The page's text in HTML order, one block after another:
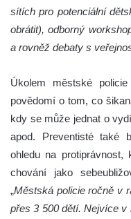
sítích pro potenciální
obrátit), odborný
a rovněž debaty s
Úkolem městské
povědomí o tom, co
kdy se může jednat o
apod. Preventisté také
ohledu na
chování jako
„Městská policie ročně v
přes 3 500 dětí. Nejvíce